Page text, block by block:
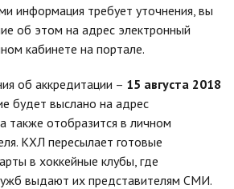
информация требует уточнения, вы
об этом на адрес электронный
кабинете на портале.
об аккредитации – 15 августа 2018
будет выслано на адрес
также отобразится в личном
КХЛ пересылает готовые
в хоккейные клубы, где
выдают их представителям СМИ.